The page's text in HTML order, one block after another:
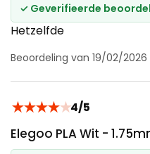
✓ Geverifieerde
Hetzelfde
Beoordeling van 19/02/
★★★★★4/5
Elegoo PLA Wit -